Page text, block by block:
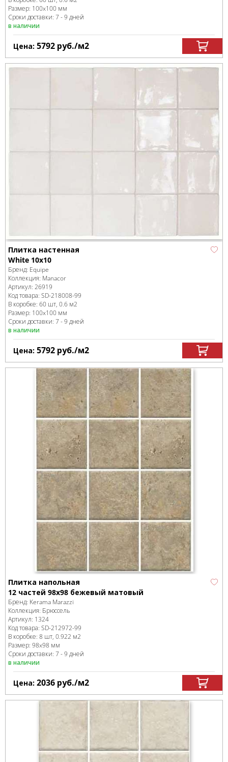
Размер: 100x100 мм
Сроки доставки: 7 - 9 дней
в наличии
Цена: 5792 руб./м2
Плитка настенная
White 10x10
Бренд: Equipe
Коллекция: Manacor
Артикул: 26919
Код товара: SD-218008-99
В коробке: 60 шт, 0.6 м2
Размер: 100x100 мм
Сроки доставки: 7 - 9 дней
в наличии
Цена: 5792 руб./м2
Плитка напольная
12 частей 98х98 бежевый матовый
Бренд: Kerama Marazzi
Коллекция: Брюссель
Артикул: 1324
Код товара: SD-212972-99
В коробке: 8 шт, 0.922 м2
Размер: 98x98 мм
Сроки доставки: 7 - 9 дней
в наличии
Цена: 2036 руб./м2